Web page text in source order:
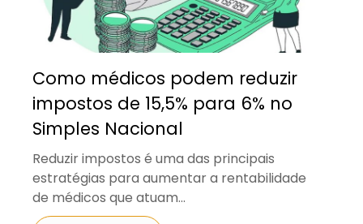
Como médicos podem reduzir
impostos de 15,5% para 6% no
Simples Nacional
Reduzir impostos é uma das principais
estratégias para aumentar a rentabilidade
de médicos que atuam...